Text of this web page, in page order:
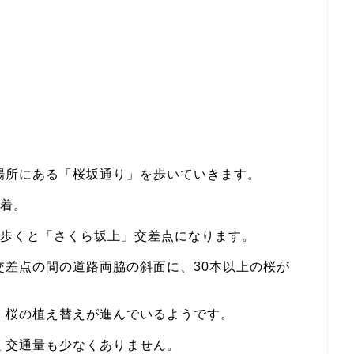
にある「桜坂通り」を歩いていきます。
。
くと「さくら坂上」交差点になります。
点の間の道路両脇の斜面に、30本以上の桜が
の植え替えが進んでいるようです。
通量も少なくありません。